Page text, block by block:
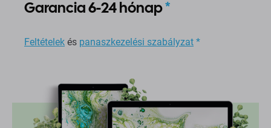
Garancia 6-24 hónap*
Feltételek és panaszkezelési szabályzat *